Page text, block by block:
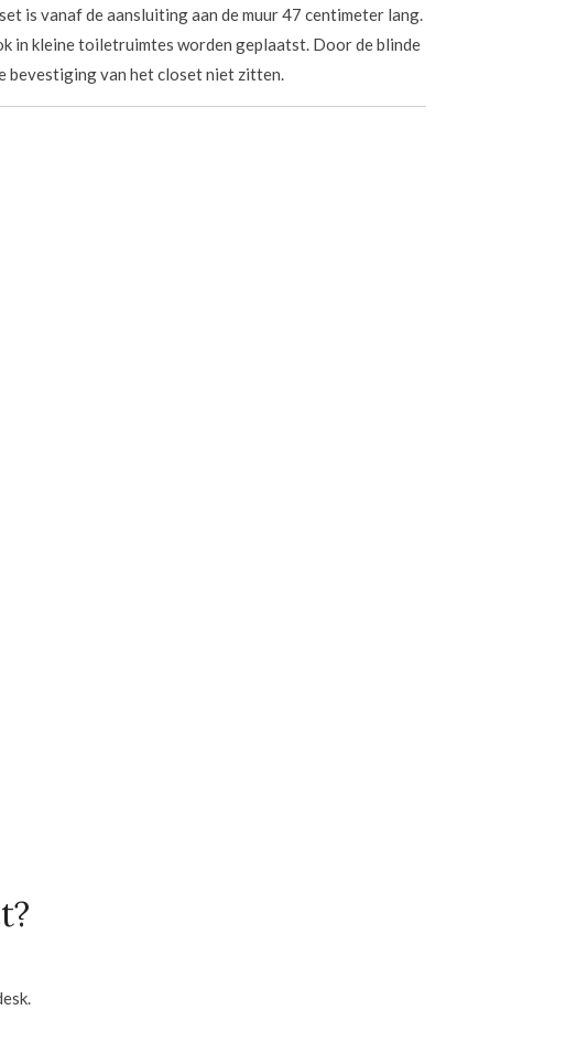
is vanaf de aansluiting aan de muur 47 centimeter lang.
in kleine toiletruimtes worden geplaatst. Door de blinde
bevestiging van het closet niet zitten.